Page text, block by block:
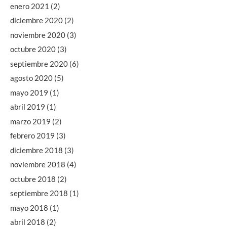
enero 2021 (2)
diciembre 2020 (2)
noviembre 2020 (3)
octubre 2020 (3)
septiembre 2020 (6)
agosto 2020 (5)
mayo 2019 (1)
abril 2019 (1)
marzo 2019 (2)
febrero 2019 (3)
diciembre 2018 (3)
noviembre 2018 (4)
octubre 2018 (2)
septiembre 2018 (1)
mayo 2018 (1)
abril 2018 (2)